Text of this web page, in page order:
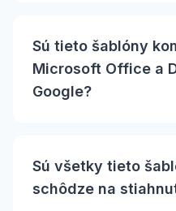
Sú tieto šablóny
Microsoft Office a
Google?
Sú všetky tieto
schôdze na